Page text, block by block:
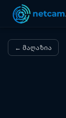
← მაღაზია